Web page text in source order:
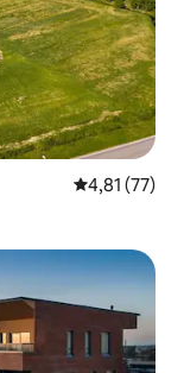
Gemiddelde
4,81 (77)